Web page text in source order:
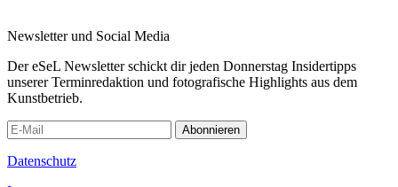
Newsletter und Social Media
Der eSeL Newsletter schickt dir jeden Donnerstag Insidertipps
unserer Terminredaktion und fotografische Highlights aus dem
Kunstbetrieb.
Abonnieren
Datenschutz